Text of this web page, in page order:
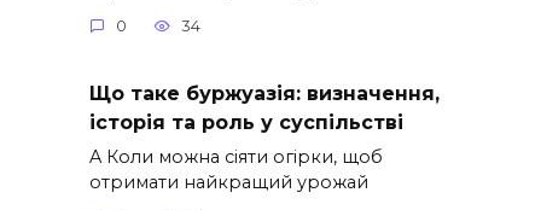
0 34
Що таке буржуазія: визначення,
історія та роль у суспільстві
A Коли можна сіяти огірки, щоб
отримати найкращий урожай